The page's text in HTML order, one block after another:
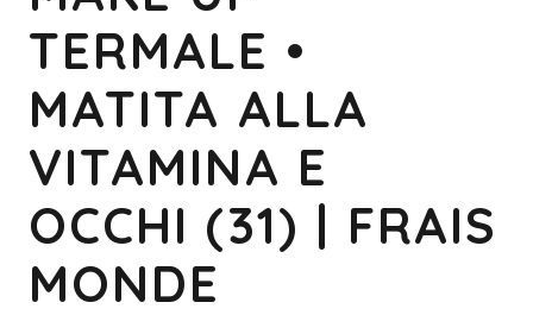
TERMALE •
MATITA ALLA
VITAMINA E
OCCHI (31) | FRAIS
MONDE